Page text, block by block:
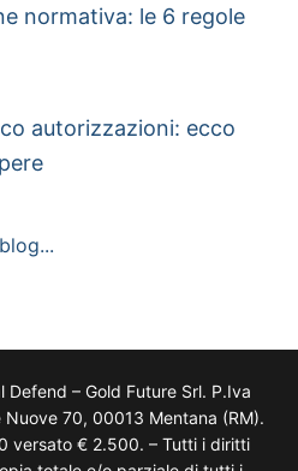
normativa: le 6 regole
autorizzazioni: ecco
– Gold Future Srl. P.Iva
70, 00013 Mentana (RM).
versato € 2.500. – Tutti i diritti